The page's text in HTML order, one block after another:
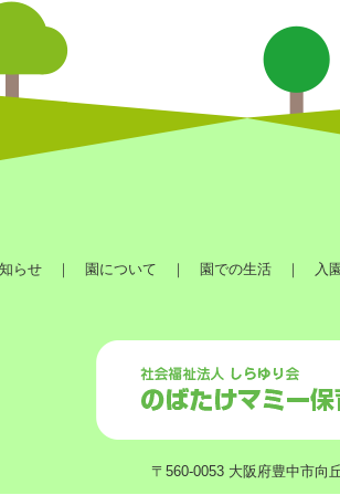
らせ ｜ 園について ｜ 園での生活 ｜ 入
〒560-0053 大阪府豊中市向